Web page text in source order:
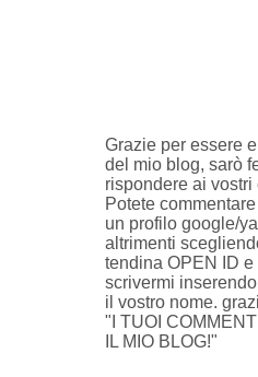
Grazie per essere
del mio blog, sarò
rispondere ai vostri
Potete
un profilo google/
altrimenti
tendina OPEN ID e
scrivermi
il vostro nome.
"I TUOI
IL MIO BLOG!"